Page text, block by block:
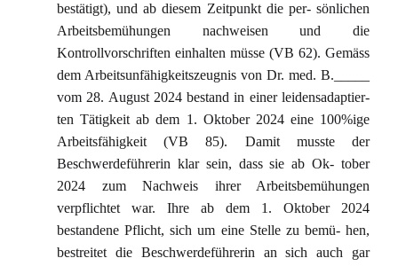
bestätigt), und ab diesem Zeitpunkt die per- sönlichen
Arbeitsbemühungen nachweisen und die
Kontrollvorschriften einhalten müsse (VB 62). Gemäss
dem Arbeitsunfähigkeitszeugnis von Dr. med. B._____
vom 28. August 2024 bestand in einer leidensadaptier-
ten Tätigkeit ab dem 1. Oktober 2024 eine 100%ige
Arbeitsfähigkeit (VB 85). Damit musste der
Beschwerdeführerin klar sein, dass sie ab Ok- tober
2024 zum Nachweis ihrer Arbeitsbemühungen
verpflichtet war. Ihre ab dem 1. Oktober 2024
bestandene Pflicht, sich um eine Stelle zu bemü- hen,
bestreitet die Beschwerdeführerin an sich auch gar